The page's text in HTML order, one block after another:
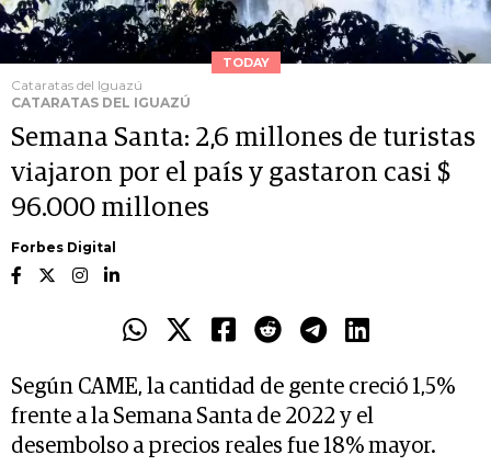
TODAY
Cataratas del Iguazú
CATARATAS DEL IGUAZÚ
Semana Santa: 2,6 millones de turistas
viajaron por el país y gastaron casi $
96.000 millones
Forbes Digital
Según CAME, la cantidad de gente creció 1,5%
frente a la Semana Santa de 2022 y el
desembolso a precios reales fue 18% mayor.